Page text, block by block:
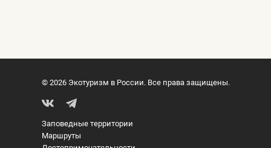
© 2026 Экотуризм в России. Все права защищены.
Заповедные территории
Маршруты